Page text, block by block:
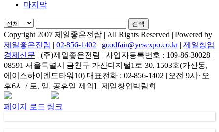
마지막
검색
Copyright 2007 제일좋은전람 | All Rights Reserved | Powered by
제일좋은전람 | 02-856-1402 | goodfair@yesexpo.co.kr| 제일창업
경제신문 | (주)제일좋은전람 | 사업자등록번호 : 109-86-30028 |
08591 서울특별시 금천구 가산디지털1로 30, 1503호(가산동,
에이스하이엔드타워10) 대표전화 : 02-856-1402 [오전 9시~오
후6시 / 토, 일, 공휴일 제외] | 제일창업박람회
카
카
네
이
페이지 로드 링크